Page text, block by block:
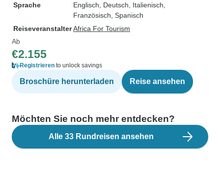
Sprache
Englisch, Deutsch, Italienisch,
Französisch, Spanisch
ReiseveranstalterAfrica For Tourism
Ab
€2.155
Registrieren to unlock savings
Broschüre herunterladen Reise ansehen
Möchten Sie noch mehr entdecken?
Alle 33 Rundreisen ansehen